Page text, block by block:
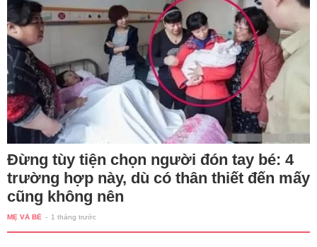
Đừng tùy tiện chọn người đón tay bé: 4
trường hợp này, dù có thân thiết đến mấy
cũng không nên
MẸ VÀ BÉ - 1 tháng trước